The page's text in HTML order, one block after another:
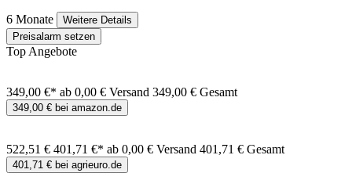
6 Monate
Weitere Details
Preisalarm setzen
Top Angebote
349,00 €* ab 0,00 € Versand 349,00 € Gesamt
349,00 € bei amazon.de
522,51 € 401,71 €* ab 0,00 € Versand 401,71 € Gesamt
401,71 € bei agrieuro.de